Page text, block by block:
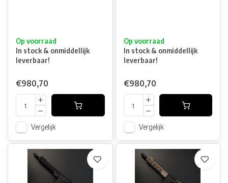
Op voorraad
In stock & onmiddellijk
leverbaar!
€980,70
Vergelijk
Op voorraad
In stock & onmiddellijk
leverbaar!
€980,70
Vergelijk